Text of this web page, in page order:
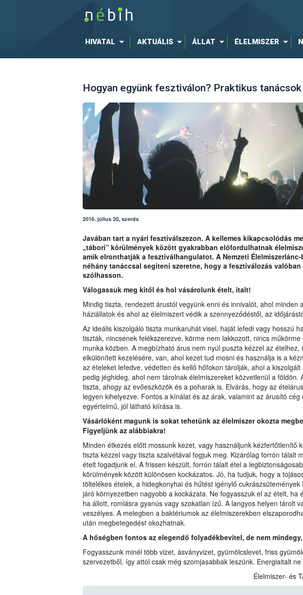
HIVATAL AKTUÁLIS ÁLLAT ÉLELMISZER
Hogyan együnk fesztiválon? Praktikus
2016. július 20, szerda
Javában tart a nyári fesztiválszezon. A kellemes kikapcsolódás
„tábori” körülmények között gyakrabban előfordulhatnak
amik elronthatják a fesztiválhangulatot. A Nemzeti
néhány tanáccsal segíteni szeretne, hogy a fesztiválozás
szólhasson.
Válogassuk meg kitől és hol vásárolunk ételt, italt!
Mindig tiszta, rendezett árustól vegyünk enni és innivalót, ahol minden
háziállatok és ahol az élelmiszert védik a szennyeződéstől, az
Az ideális kiszolgáló tiszta munkaruhát visel, haját lefedi vagy hosszú
tiszták, nincsenek felékszerezve, körme nem lakkozott, nincs
munka közben. A megbízható árus nem nyúl puszta kézzel az ételhez,
elkülönített kezelésére, van, ahol kezet tud mosni és használja is a
az ételeket lefedve, védetten és kellő hőfokon tárolják, ahol a
pedig jéghideg, ahol nem tárolnak élelmiszereket közvetlenül a földön.
tiszta, ahogy az evőeszközök és a poharak is. Elvárás, hogy az
legyen kihelyezve. Fontos a kínálat és az árak, valamint az árusító
egyértelmű, jól látható kiírása is.
Vásárlóként magunk is sokat tehetünk az élelmiszer okozta
Figyeljünk az alábbiakra!
Minden étkezés előtt mossunk kezet, vagy használjunk kézfertőtlenítő
tiszta kézzel vagy tiszta szalvétával fogjuk meg. Kizárólag forrón tálalt
ételt fogadjunk el. A frissen készült, forrón tálalt étel a
körülmények között különösen kockázatos. Jó, ha tudjuk, hogy a
töltelékes ételek, a hidegkonyhai és hűtést igénylő
járó környezetben nagyobb a kockázata. Ne fogyasszuk el az ételt, ha
ha állott, romlásra gyanús vagy szokatlan ízű. A langyos helyen tárolt
veszélyes. A melegben a baktériumok az élelmiszerekben
után megbetegedést okozhatnak.
A hőségben fontos az elegendő folyadékbevitel, de nem
Fogyasszunk minél több vizet, ásványvizet, gyümölcslevet, friss
szervezetből, így attól csak még szomjasabbak leszünk. Energiaitalt
Élelmiszer- és